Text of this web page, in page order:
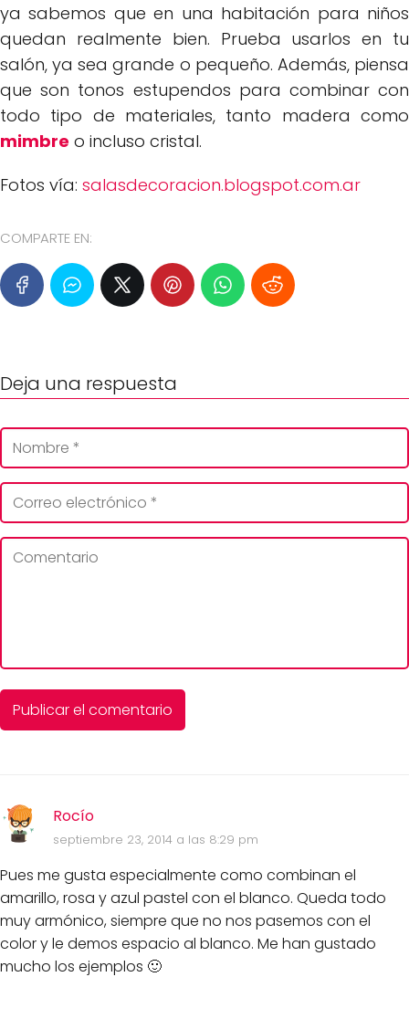
ya sabemos que en una habitación para niños
quedan realmente bien. Prueba usarlos en tu
salón, ya sea grande o pequeño. Además, piensa
que son tonos estupendos para combinar con
todo tipo de materiales, tanto madera como
mimbre o incluso cristal.
Fotos vía: salasdecoracion.blogspot.com.ar
COMPARTE EN:
Rocío
septiembre 23, 2014 a las 8:29 pm
Pues me gusta especialmente como combinan el
amarillo, rosa y azul pastel con el blanco. Queda todo
muy armónico, siempre que no nos pasemos con el
color y le demos espacio al blanco. Me han gustado
mucho los ejemplos 🙂
Deja una respuesta